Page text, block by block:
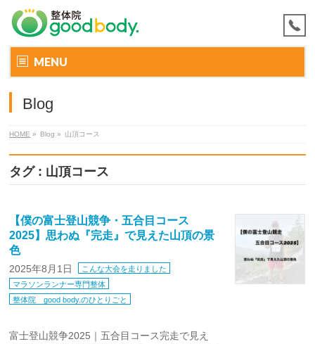
MENU
Blog
HOME » Blog » 山頂コース
タグ : 山頂コース
【僕の富士登山競争・五合目コース
2025】思わぬ『完走』で見えた山頂の景
色
2025年8月1日
こんな大会を走りました
マラソンランナー専門整体
整体院 good body.のひとりごと
富士登山競争2025｜五合目コース完走で見え